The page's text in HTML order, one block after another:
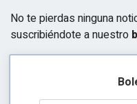
No te pierdas ninguna
suscribiéndote a nuestro